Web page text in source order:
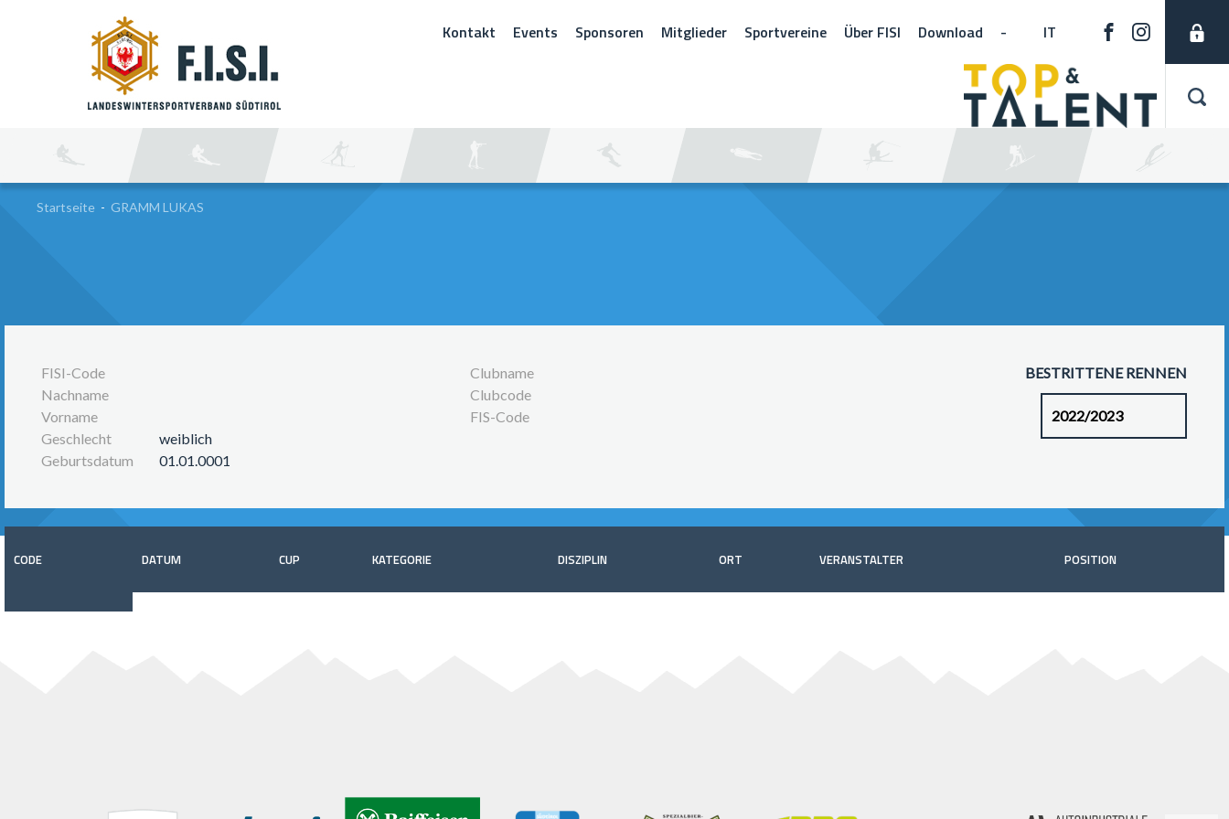
Kontakt Events Sponsoren Mitglieder Sportvereine Über FISI Download - IT
Startseite - GRAMM LUKAS
FISI-Code
Nachname
Vorname
Geschlecht
weiblich
Geburtsdatum
01.01.0001
Clubname
Clubcode
FIS-Code
BESTRITTENE RENNEN
CODE DATUM CUP KATEGORIE DISZIPLIN ORT VERANSTALTER POSITION